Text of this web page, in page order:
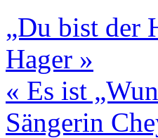
„Du bist der
Hager »
« Es ist
Sängerin